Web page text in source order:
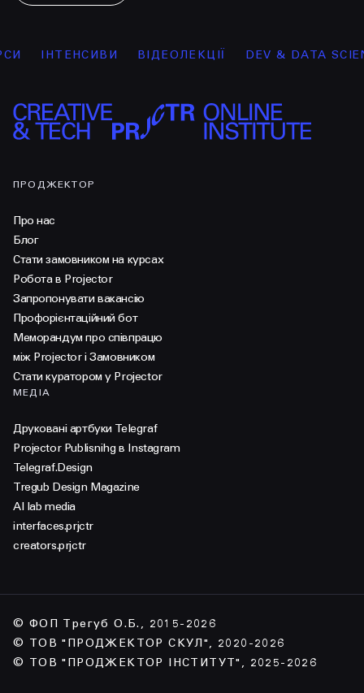
ІНТЕНСИВИ ВІДЕОЛЕКЦІЇ DEV & DATA SCIENCE
ПРОДЖЕКТОР
Про нас
Блог
Стати замовником на курсах
Робота в Projector
Запропонувати вакансію
Профорієнтаційний бот
Меморандум про співпрацю
між Projector і Замовником
Стати куратором у Projector
МЕДІА
Друковані артбуки Telegraf
Projector Publisnihg в Instagram
Telegraf.Design
Tregub Design Magazine
AI lab media
interfaces.prjctr
creators.prjctr
© ФОП Трегуб О.Б., 2015-2026
© ТОВ "ПРОДЖЕКТОР СКУЛ", 2020-2026
© ТОВ "ПРОДЖЕКТОР ІНСТИТУТ", 2025-2026